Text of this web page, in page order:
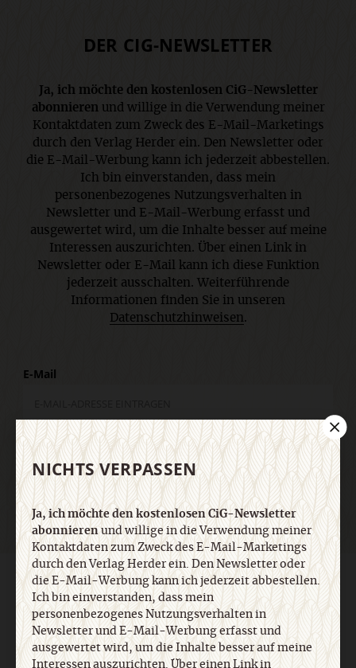
DER CIG-NEWSLETTER
Ja, ich möchte den kostenlosen CiG-Newsletter
abonnierenund willige in die Verwendung meiner
Kontaktdaten zum Zweck des E-Mail-Marketings
durch den Verlag Herder ein. Den Newsletter oder
die E-Mail-Werbung kann ich jederzeit abbestellen.
Ich bin einverstanden, dass mein
personenbezogenes Nutzungsverhalten in
Newsletter und E-Mail-Werbung erfasst und
ausgewertet wird, um die Inhalte besser auf meine
Interessen auszurichten. Über einen Link in
Newsletter oder E-Mail kann ich diese Funktion
jederzeit ausschalten. Weiterführende
Informationen finden Sie in unseren
Datenschutzhinweisen.
E-Mail
Jetzt anmelden
AGB und Widerrufsbelehrung Datenschutz
Barrierefreiheit
Impressum
Vertrag widerrufen Abo online kündigen
NICHTS VERPASSEN
Ja, ich möchte den kostenlosen CiG-Newsletter
abonnierenund willige in die Verwendung meiner
Kontaktdaten zum Zweck des E-Mail-Marketings
durch den Verlag Herder ein. Den Newsletter oder
die E-Mail-Werbung kann ich jederzeit abbestellen.
Ich bin einverstanden, dass mein
personenbezogenes Nutzungsverhalten in
Newsletter und E-Mail-Werbung erfasst und
ausgewertet wird, um die Inhalte besser auf meine
Interessen auszurichten. Über einen Link in